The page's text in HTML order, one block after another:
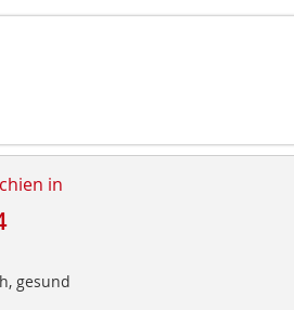
in
gesund